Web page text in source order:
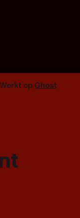
Werkt op Ghost